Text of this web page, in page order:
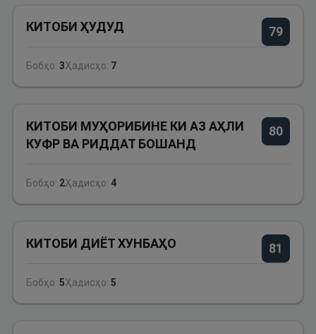
79
КИТОБИ ҲУДУД
Бобҳо: 3Ҳадисҳо: 7
80
КИТОБИ МУҲОРИБИНЕ КИ АЗ АҲЛИ
КУФР ВА РИДДАТ БОШАНД
Бобҳо: 2Ҳадисҳо: 4
81
КИТОБИ ДИЁТ ХУНБАҲО
Бобҳо: 5Ҳадисҳо: 5